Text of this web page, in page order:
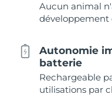
Aucun animal
développement
Autonomie
batterie
Rechargeable
utilisations par